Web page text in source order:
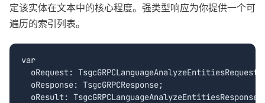
定该实体在文本中的核心程度。强类型响应为你提供一个可
遍历的索引列表。
var
  oRequest: TsgcGRPCLanguageAnalyzeEntitiesRequest;
  oResponse: TsgcGRPCResponse;
  oResult: TsgcGRPCLanguageAnalyzeEntitiesResponse;